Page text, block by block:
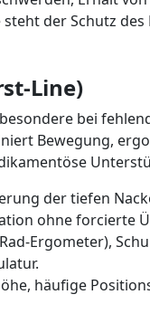
der Schutz des
Line)
bei
Bewegung,
der tiefen
ohne forcierte
Ergometer),
häufige